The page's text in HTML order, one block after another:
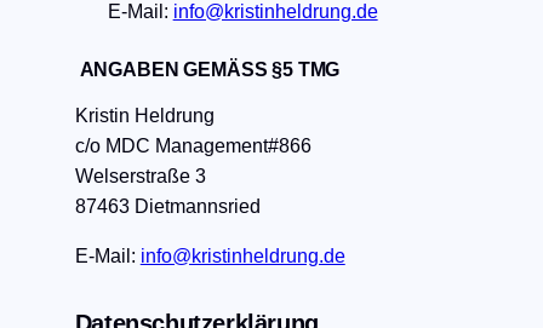
E-Mail: info@kristinheldrung.de
ANGABEN GEMÄSS §5 TMG
Kristin Heldrung
c/o MDC Management#866
Welserstraße 3
87463 Dietmannsried
E-Mail: info@kristinheldrung.de